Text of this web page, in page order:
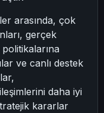
arasında, çok
gerçek
ve canlı destek
daha iyi
kararlar